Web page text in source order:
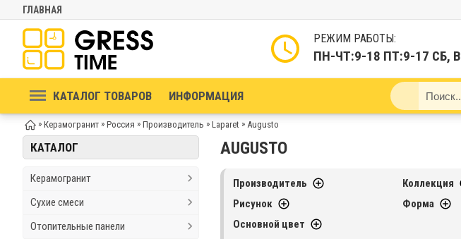
ГЛАВНАЯ
РЕЖИМ РАБОТЫ:
ПН-ЧТ:9-18 ПТ:9-17 СБ,
КАТАЛОГ ТОВАРОВ ИНФОРМАЦИЯ
» Керамогранит » Россия » Производитель » Laparet » Augusto
КАТАЛОГ
Керамогранит
Сухие смеси
Отопительные панели
AUGUSTO
Производитель Коллекция
Рисунок
Форма
Основной цвет